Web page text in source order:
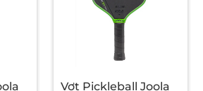
Vợt Pickleball Joola